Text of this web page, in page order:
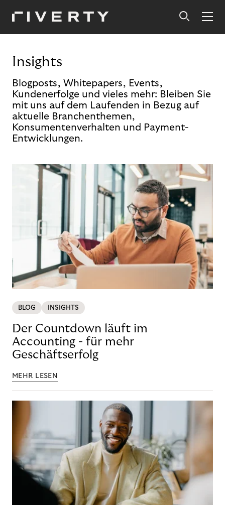
Insights
Blogposts, Whitepapers, Events,
Kundenerfolge und vieles mehr: Bleiben Sie
mit uns auf dem Laufenden in Bezug auf
aktuelle Branchenthemen,
Konsumentenverhalten und Payment-
Entwicklungen.
BLOG INSIGHTS
Der Countdown läuft im
Accounting - für mehr
Geschäftserfolg
MEHR LESEN